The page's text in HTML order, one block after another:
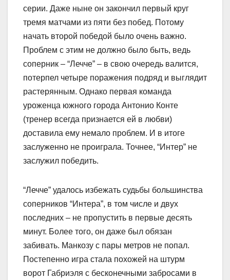
серии. Даже ныне он закончил первый круг
тремя матчами из пяти без побед. Потому
начать второй победой было очень важно.
Проблем с этим не должно было быть, ведь
соперник – “Лечче” – в свою очередь валится,
потерпел четыре поражения подряд и выглядит
растерянным. Однако первая команда
уроженца южного города Антонио Конте
(тренер всегда признается ей в любви)
доставила ему немало проблем. И в итоге
заслуженно не проиграла. Точнее, “Интер” не
заслужил победить.
“Лечче” удалось избежать судьбы большинства
соперников “Интера”, в том числе и двух
последних – не пропустить в первые десять
минут. Более того, он даже был обязан
забивать. Манкозу с пары метров не попал.
Постепенно игра стала похожей на штурм
ворот Габриэля с бесконечными забросами в